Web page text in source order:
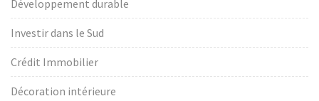
Développement durable
Investir dans le Sud
Crédit Immobilier
Décoration intérieure